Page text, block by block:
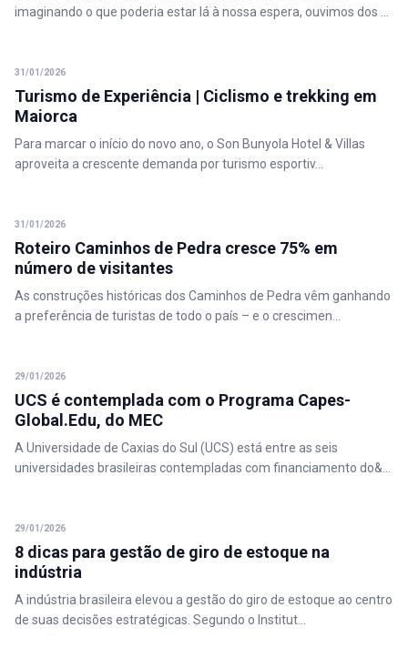
imaginando o que poderia estar lá à nossa espera, ouvimos dos ...
31/01/2026
Turismo de Experiência | Ciclismo e trekking em
Maiorca
Para marcar o início do novo ano, o Son Bunyola Hotel & Villas
aproveita a crescente demanda por turismo esportiv...
31/01/2026
Roteiro Caminhos de Pedra cresce 75% em
número de visitantes
As construções históricas dos Caminhos de Pedra vêm ganhando
a preferência de turistas de todo o país – e o crescimen...
29/01/2026
UCS é contemplada com o Programa Capes-
Global.Edu, do MEC
A Universidade de Caxias do Sul (UCS) está entre as seis
universidades brasileiras contempladas com financiamento do&...
29/01/2026
8 dicas para gestão de giro de estoque na
indústria
A indústria brasileira elevou a gestão do giro de estoque ao centro
de suas decisões estratégicas. Segundo o Institut...